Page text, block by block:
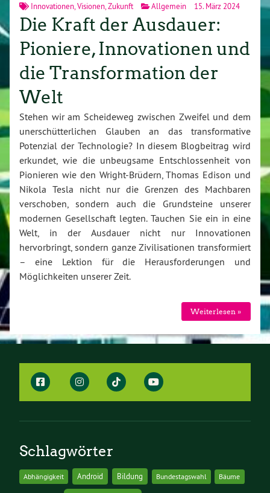
Innovationen Visionen Zukunft Allgemein 15. März 2024
Die Kraft der Ausdauer:
Pioniere, Innovationen und
die Transformation der
Welt
Stehen wir am Scheideweg zwischen Zweifel und dem
unerschütterlichen Glauben an das transformative
Potenzial der Technologie? In diesem Blogbeitrag wird
erkundet, wie die unbeugsame Entschlossenheit von
Pionieren wie den Wright-Brüdern, Thomas Edison und
Nikola Tesla nicht nur die Grenzen des Machbaren
verschoben, sondern auch die Grundsteine unserer
modernen Gesellschaft legten. Tauchen Sie ein in eine
Welt, in der Ausdauer nicht nur Innovationen
hervorbringt, sondern ganze Zivilisationen transformiert
– eine Lektion für die Herausforderungen und
Möglichkeiten unserer Zeit.
Weiterlesen »
Schlagwörter
Abhängigkeit Android Bildung Bundestagswahl Bäume